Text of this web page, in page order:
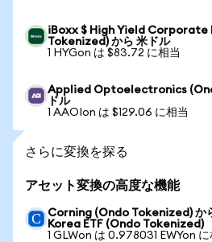
iBoxx $ High Yield Corporate
Tokenized) から 米ドル
1 HYGon は $83.72 に相当
Applied Optoelectronics
ドル
1 AAOIon は $129.06 に相当
さらに変換を探る
アセット変換の高度な機能
Corning (Ondo Tokenized) か
Korea ETF (Ondo Tokenized)
1 GLWon は 0.978031 EWYon に